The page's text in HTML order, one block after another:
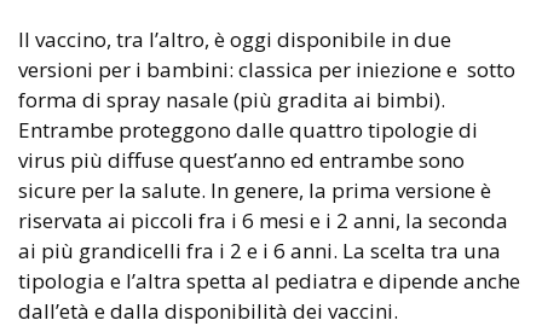
Il vaccino, tra l’altro, è oggi disponibile in due
versioni per i bambini: classica per iniezione e sotto
forma di spray nasale (più gradita ai bimbi).
Entrambe proteggono dalle quattro tipologie di
virus più diffuse quest’anno ed entrambe sono
sicure per la salute. In genere, la prima versione è
riservata ai piccoli fra i 6 mesi e i 2 anni, la seconda
ai più grandicelli fra i 2 e i 6 anni. La scelta tra una
tipologia e l’altra spetta al pediatra e dipende anche
dall’età e dalla disponibilità dei vaccini.